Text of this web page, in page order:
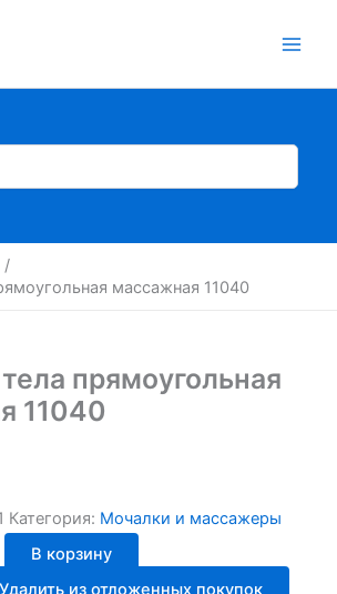
массажная 11040
прямоугольная
11040
Категория: Мочалки и массажеры
В корзину
Удалить из отложенных покупок